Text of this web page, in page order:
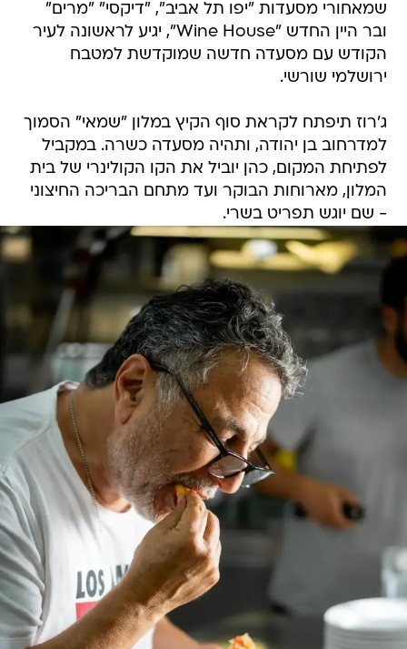
שמאחורי מסעדות "יפו תל אביב", "דיקסי" "מרים"
ובר היין החדש "Wine House", יגיע לראשונה לעיר
הקודש עם מסעדה חדשה שמוקדשת למטבח
ירושלמי שורשי.
ג'רוז תיפתח לקראת סוף הקיץ במלון "שמאי" הסמוך
למדרחוב בן יהודה, ותהיה מסעדה כשרה. במקביל
לפתיחת המקום, כהן יוביל את הקו הקולינרי של בית
המלון, מארוחות הבוקר ועד מתחם הבריכה החיצוני
- שם יוגש תפריט בשרי.